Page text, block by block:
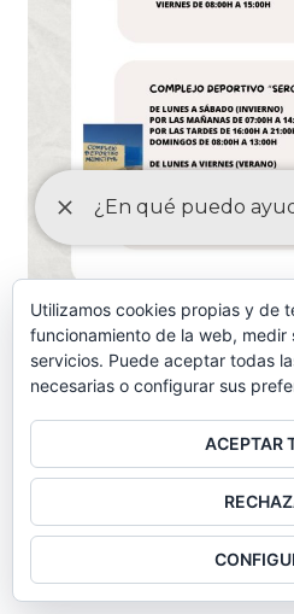
ORDENANZAS
otros servicios similares
Ordenanza piscina municipal,
otros servicios
Ordenanza municipal de
Utilizamos cookies propias y de
funcionamiento de la web, medir
servicios. Puede aceptar todas
necesarias o configurar sus
ACEPTAR